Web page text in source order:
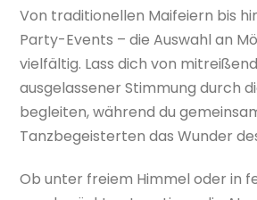
Von traditionellen Maifeiern bis
Party-Events – die Auswahl an
vielfältig. Lass dich von
ausgelassener Stimmung durch
begleiten, während du
Tanzbegeisterten das Wunder
Ob unter freiem Himmel oder in